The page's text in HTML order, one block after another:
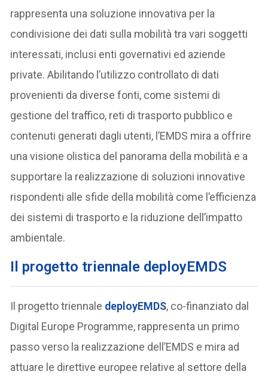
rappresenta una soluzione innovativa per la
condivisione dei dati sulla mobilità tra vari soggetti
interessati, inclusi enti governativi ed aziende
private. Abilitando l’utilizzo controllato di dati
provenienti da diverse fonti, come sistemi di
gestione del traffico, reti di trasporto pubblico e
contenuti generati dagli utenti, l’EMDS mira a offrire
una visione olistica del panorama della mobilità e a
supportare la realizzazione di soluzioni innovative
rispondenti alle sfide della mobilità come l’efficienza
dei sistemi di trasporto e la riduzione dell’impatto
ambientale.
Il progetto triennale deployEMDS
Il progetto triennale deployEMDS, co-finanziato dal
Digital Europe Programme, rappresenta un primo
passo verso la realizzazione dell’EMDS e mira ad
attuare le direttive europee relative al settore della